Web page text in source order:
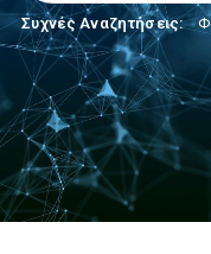
Συχνές Αναζητήσεις: